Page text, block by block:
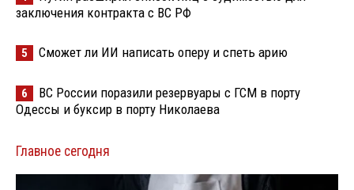
заключения контракта с ВС РФ
5 Сможет ли ИИ написать оперу и спеть арию
6
ВС России поразили резервуары с ГСМ в порту
Одессы и буксир в порту Николаева
Главное сегодня